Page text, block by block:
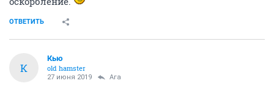
ОТВЕТИТЬ
К
Кью
old hamster
27 июня 2019 Ага